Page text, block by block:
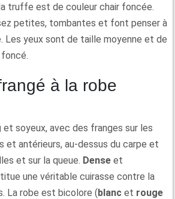
truffe est de couleur chair foncée.
petites, tombantes et font penser à
Les yeux sont de taille moyenne et de
et soyeux, avec des franges sur les
et antérieurs, au-dessus du carpe et
et sur la queue. Dense et
une véritable cuirasse contre la
La robe est bicolore (blanc et rouge